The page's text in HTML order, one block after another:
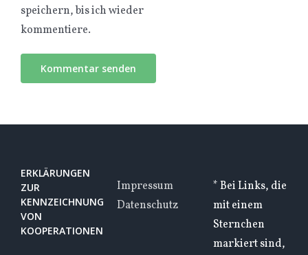
speichern, bis ich wieder
kommentiere.
ERKLÄRUNGEN
ZUR
KENNZEICHNUNG
VON
KOOPERATIONEN
Impressum
Datenschutz
* Bei Links, die
mit einem
Sternchen
markiert sind,